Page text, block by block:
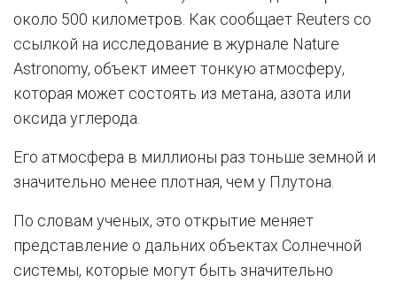
около 500 километров. Как сообщает Reuters со
ссылкой на исследование в журнале Nature
Astronomy, объект имеет тонкую атмосферу,
которая может состоять из метана, азота или
оксида углерода.
Его атмосфера в миллионы раз тоньше земной и
значительно менее плотная, чем у Плутона.
По словам ученых, это открытие меняет
представление о дальних объектах Солнечной
системы, которые могут быть значительно